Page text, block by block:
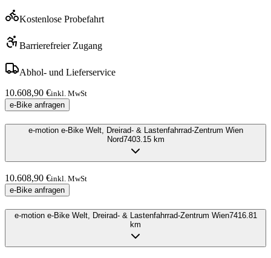
Kostenlose Probefahrt
Barrierefreier Zugang
Abhol- und Lieferservice
10.608,90 €inkl. MwSt
e-Bike anfragen
e-motion e-Bike Welt, Dreirad- & Lastenfahrrad-Zentrum Wien
Nord7403.15km
10.608,90 €inkl. MwSt
e-Bike anfragen
e-motion e-Bike Welt, Dreirad- & Lastenfahrrad-Zentrum Wien7416.81
km